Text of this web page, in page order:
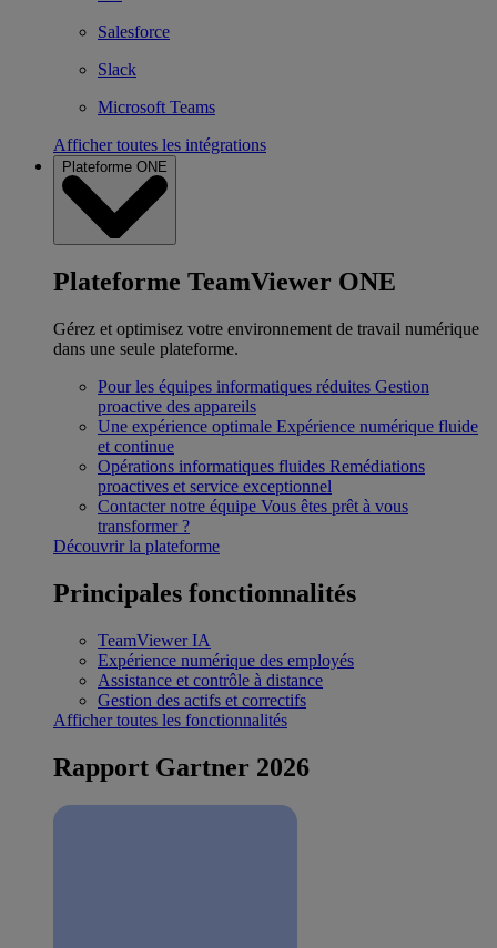
Salesforce
Slack
Microsoft Teams
Afficher toutes les intégrations
Plateforme ONE
Plateforme TeamViewer ONE
Gérez et optimisez votre environnement de travail numérique
dans une seule plateforme.
Pour les équipes informatiques réduites Gestion
proactive des appareils
Une expérience optimale Expérience numérique fluide
et continue
Opérations informatiques fluides Remédiations
proactives et service exceptionnel
Contacter notre équipe Vous êtes prêt à vous
transformer ?
Découvrir la plateforme
Principales fonctionnalités
TeamViewer IA
Expérience numérique des employés
Assistance et contrôle à distance
Gestion des actifs et correctifs
Afficher toutes les fonctionnalités
Rapport Gartner 2026